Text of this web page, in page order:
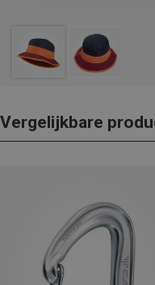
Vergelijkbare